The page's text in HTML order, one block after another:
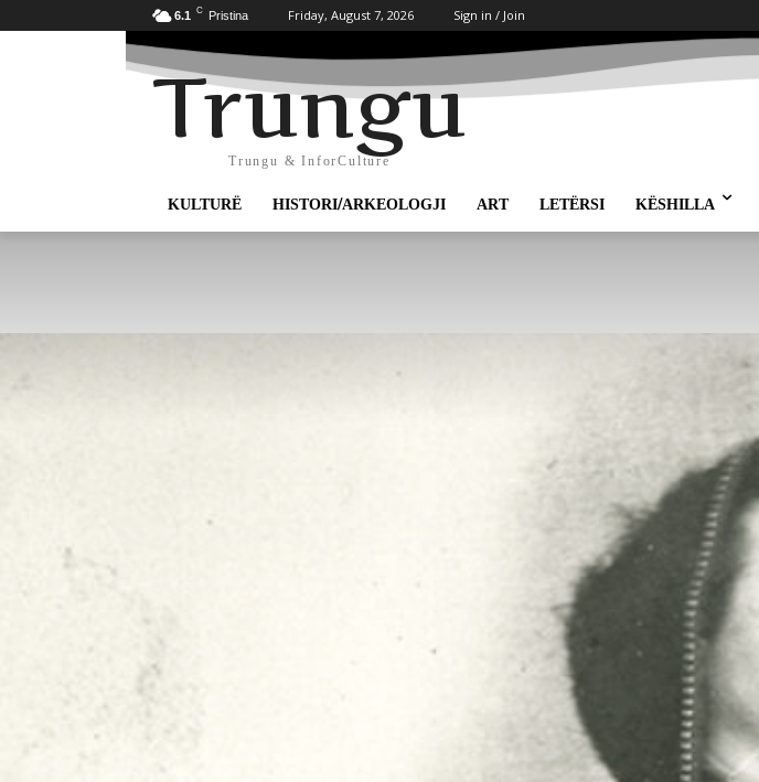
6.1 C Pristina Friday, August 7, 2026 Sign in / Join
Trungu
Trungu & InforCulture
KULTURË HISTORI/ARKEOLOGJI ART LETËRSI KËSHILLA